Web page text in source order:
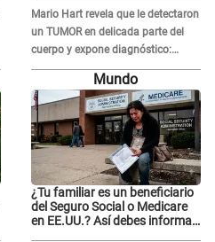
Mario Hart revela que le detectaron
un TUMOR en delicada parte del
cuerpo y expone diagnóstico:
"Dolores muy fuertes..."
Mundo
¿Tu familiar es un beneficiario
del Seguro Social o Medicare
en EE.UU.? Así debes informar